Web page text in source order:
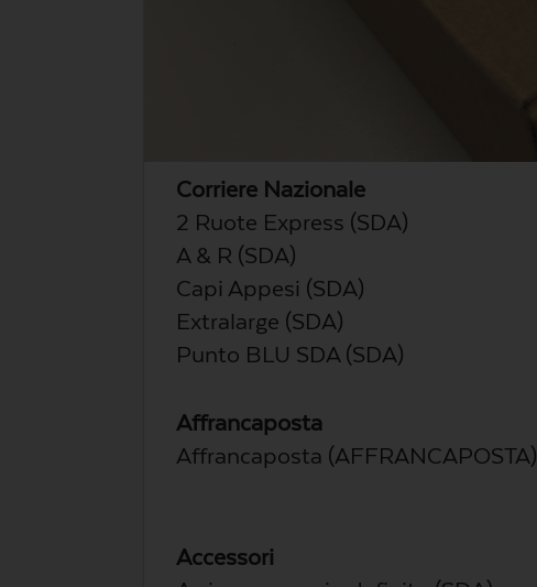
Corriere Nazionale
2 Ruote Express (SDA)
A & R (SDA)
Capi Appesi (SDA)
Extralarge (SDA)
Punto BLU SDA (SDA)
Affrancaposta
Affrancaposta (AFFRANCAPOSTA)
Accessori